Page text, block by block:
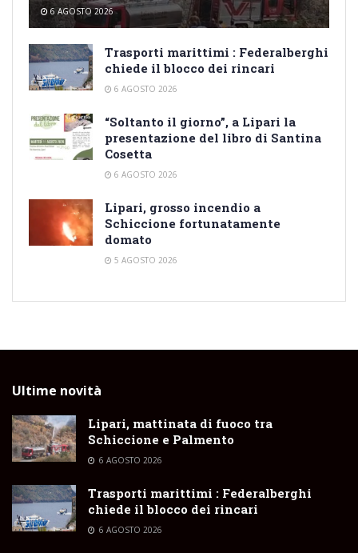
6 AGOSTO 2026
Trasporti marittimi : Federalberghi
chiede il blocco dei rincari
6 AGOSTO 2026
“Soltanto il giorno”, a Lipari la
presentazione del libro di Santina
Cosetta
6 AGOSTO 2026
Lipari, grosso incendio a
Schiccione fortunatamente
domato
5 AGOSTO 2026
Ultime novità
Lipari, mattinata di fuoco tra
Schiccione e Palmento
6 AGOSTO 2026
Trasporti marittimi : Federalberghi
chiede il blocco dei rincari
6 AGOSTO 2026